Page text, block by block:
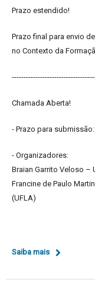
Prazo estendido!
Prazo final para envio
no Contexto da
Chamada Aberta!
- Prazo para
- Organizadores:
Braian Garrito Veloso –
Francine de Paulo
(UFLA)
Saiba mais